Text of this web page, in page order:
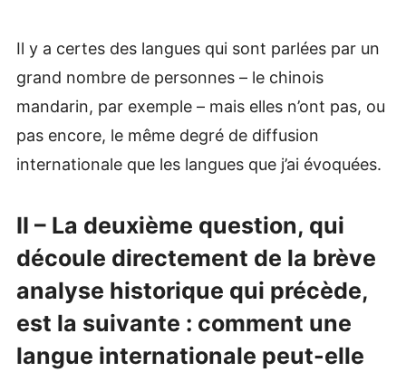
Il y a certes des langues qui sont parlées par un
grand nombre de personnes – le chinois
mandarin, par exemple – mais elles n’ont pas, ou
pas encore, le même degré de diffusion
internationale que les langues que j’ai évoquées.
II – La deuxième question, qui
découle directement de la brève
analyse historique qui précède,
est la suivante : comment une
langue internationale peut-elle